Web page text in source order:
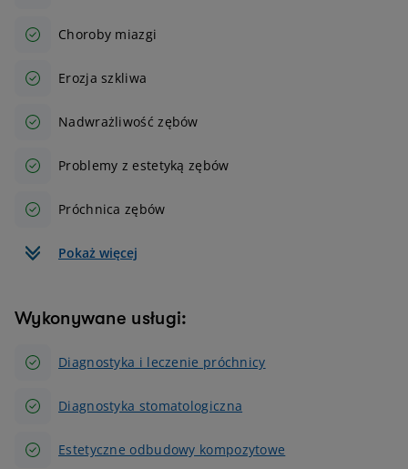
Choroby miazgi
Erozja szkliwa
Nadwrażliwość zębów
Problemy z estetyką zębów
Próchnica zębów
Pokaż więcej
Wykonywane usługi:
Diagnostyka i leczenie próchnicy
Diagnostyka stomatologiczna
Estetyczne odbudowy kompozytowe